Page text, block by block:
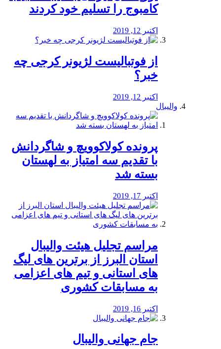
کامبوج را تسلیم خود کردند
اکتبر 12, 2019
از فوتبالیست لژیونر کرجی چه
خبر؟
اکتبر 12, 2019
والیبال
پرونده کولاکوویچ و شاگردانش
با تقدیم سه امتیاز به لهستان
بسته شد
اکتبر 17, 2019
مراسم تجلیل هیئت والیبال
استان البرز از برترین های لیگ
های استانی و تیم های اعزامی
به مسابقات کشوری
اکتبر 16, 2019
جام جهانی والیبال